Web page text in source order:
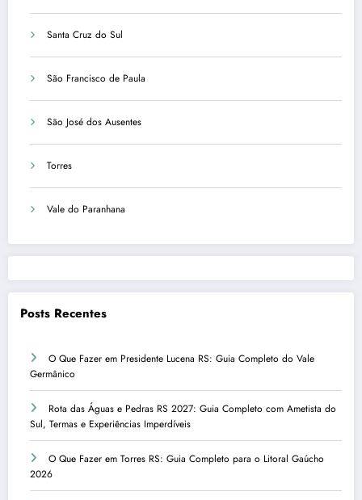
Santa Cruz do Sul
São Francisco de Paula
São José dos Ausentes
Torres
Vale do Paranhana
Posts Recentes
O Que Fazer em Presidente Lucena RS: Guia Completo do Vale
Germânico
Rota das Águas e Pedras RS 2027: Guia Completo com Ametista do
Sul, Termas e Experiências Imperdíveis
O Que Fazer em Torres RS: Guia Completo para o Litoral Gaúcho
2026